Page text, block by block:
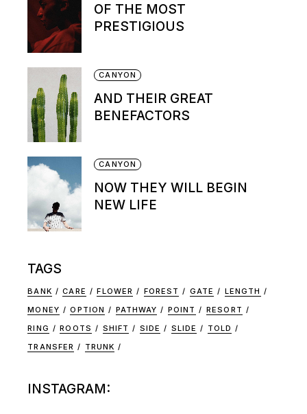
OF THE MOST
PRESTIGIOUS
CANYON
AND THEIR GREAT
BENEFACTORS
CANYON
NOW THEY WILL BEGIN
NEW LIFE
TAGS
BANK CARE FLOWER FOREST GATE
LENGTH
MONEY
OPTION PATHWAY POINT
RESORT
RING
ROOTS SHIFT SIDE SLIDE
TOLD
TRANSFER
TRUNK
INSTAGRAM: